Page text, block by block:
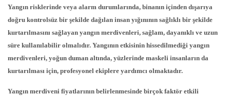
Yangın risklerinde veya alarm durumlarında, binanın içinden dışarıya
doğru kontrolsüz bir şekilde dağılan insan yığınının sağlıklı bir şekilde
kurtarılmasını sağlayan yangın merdivenleri, sağlam, dayanıklı ve uzun
süre kullanılabilir olmalıdır. Yangının etkisinin hissedilmediği yangın
merdivenleri, yoğun duman altında, yüzlerinde maskeli insanların da
kurtarılması için, profesyonel ekiplere yardımcı olmaktadır.
Yangın merdiveni fiyatlarının belirlenmesinde birçok faktör etkili